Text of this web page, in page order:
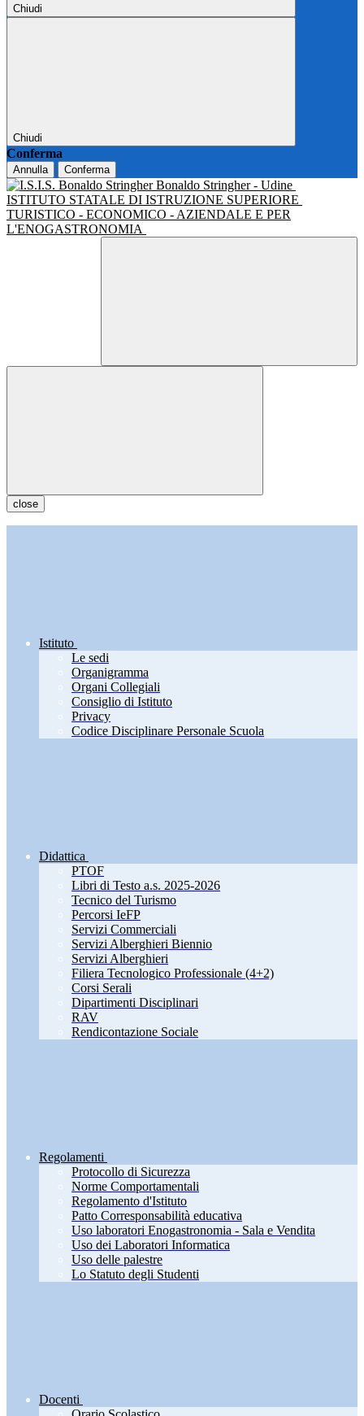
Chiudi
Chiudi
Conferma
Annulla Conferma
Bonaldo Stringher - Udine
ISTITUTO STATALE DI ISTRUZIONE SUPERIORE
TURISTICO - ECONOMICO - AZIENDALE E PER
L'ENOGASTRONOMIA
close
Istituto
Le sedi
Organigramma
Organi Collegiali
Consiglio di Istituto
Privacy
Codice Disciplinare Personale Scuola
Didattica
PTOF
Libri di Testo a.s. 2025-2026
Tecnico del Turismo
Percorsi IeFP
Servizi Commerciali
Servizi Alberghieri Biennio
Servizi Alberghieri
Filiera Tecnologico Professionale (4+2)
Corsi Serali
Dipartimenti Disciplinari
RAV
Rendicontazione Sociale
Regolamenti
Protocollo di Sicurezza
Norme Comportamentali
Regolamento d'Istituto
Patto Corresponsabilità educativa
Uso laboratori Enogastronomia - Sala e Vendita
Uso dei Laboratori Informatica
Uso delle palestre
Lo Statuto degli Studenti
Docenti